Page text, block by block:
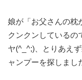
娘が「お父さんの枕
クンクンしているの
ヤ(^_^;)、とりあえ
ャンプーを探しまし